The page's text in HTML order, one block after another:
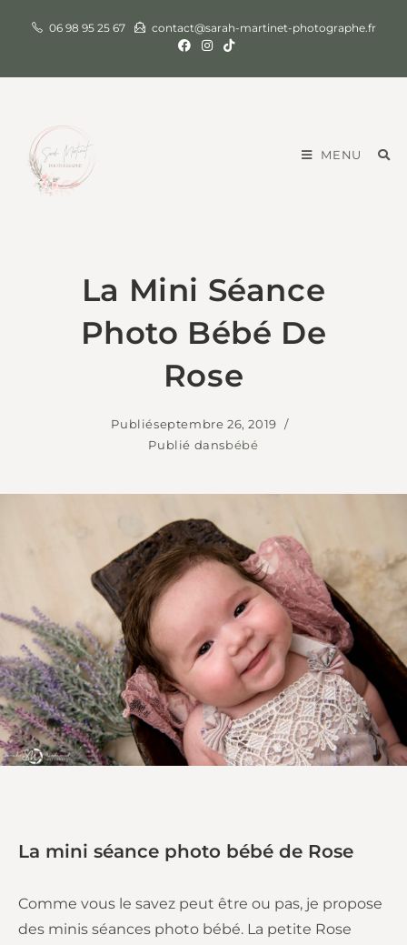
06 98 95 25 67 contact@sarah-martinet-photographe.fr
MENU
La Mini Séance
Photo Bébé De
Rose
Publiéseptembre 26, 2019
Publié dansbébé
La mini séance photo bébé de Rose
Comme vous le savez peut être ou pas, je propose
des minis séances photo bébé. La petite Rose